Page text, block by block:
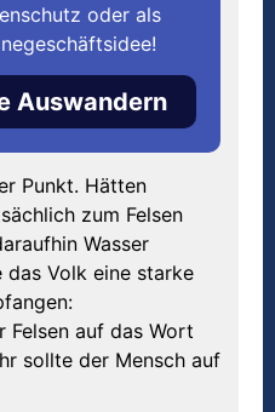
oder als
Auswandern
Punkt. Hätten
zum Felsen
Wasser
Volk eine starke
Felsen auf das Wort
sollte der Mensch auf